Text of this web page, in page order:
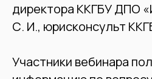
директора ККГБУ ДПО
С. И., юрисконсульт
Участники вебинара